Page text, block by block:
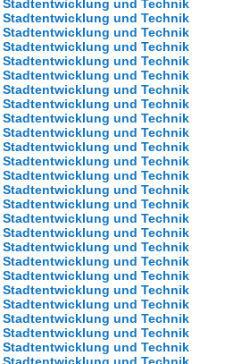
und Technik
und Technik
und Technik
und Technik
und Technik
und Technik
und Technik
und Technik
und Technik
und Technik
und Technik
und Technik
und Technik
und Technik
und Technik
und Technik
und Technik
und Technik
und Technik
und Technik
und Technik
und Technik
und Technik
und Technik
und Technik